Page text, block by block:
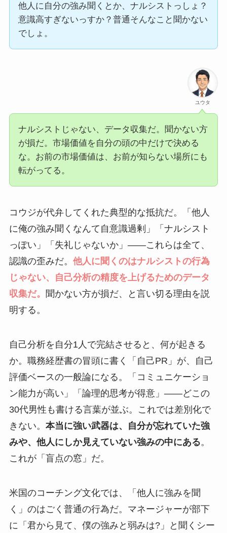
他人に自分の強み聞くとか、ナルシストっしょ？
意識高すぎないっすか？普通そんなこと聞かない
でしょ。
ユウタ
ナルシストじゃない、データ収集だ。聞かない方
が損だ。市場価値を自分の頭の中だけで決める
な。お前の市場価値は、お前が知らない場所にも
転がってる。
コウジが代弁してくれた典型的な抵抗だ。「他人
に俺の強み聞くなんて自意識過剰」「ナルシスト
っぽい」「失礼じゃないか」——これらは全て、
認識の歪みだ。 他人に聞くのはナルシストの行為
じゃない、自己分析の精度を上げるためのデータ
収集だ。
聞かない方が損だ、と言い切る理由を説
明する。
自己分析を自分1人で完結させると、何が起きる
か。職務経歴書の冒頭に書く「自己PR」が、自己
評価ベースの一般論になる。「コミュニケーショ
ン能力が高い」「論理的思考が得意」——どこの
30代男性も書ける言葉が並ぶ。これでは差別化で
きない。 本当に強い武器は、自分が忘れていた強
みや、他人にしか見えていない強みの中にある。
これが「盲点の窓」だ。
米国のコーチング文化では、「他人に強みを聞
く」のはごく普通の行為だ。マネージャーが部下
に「君から見て、僕の強みと弱みは?」と聞くシー